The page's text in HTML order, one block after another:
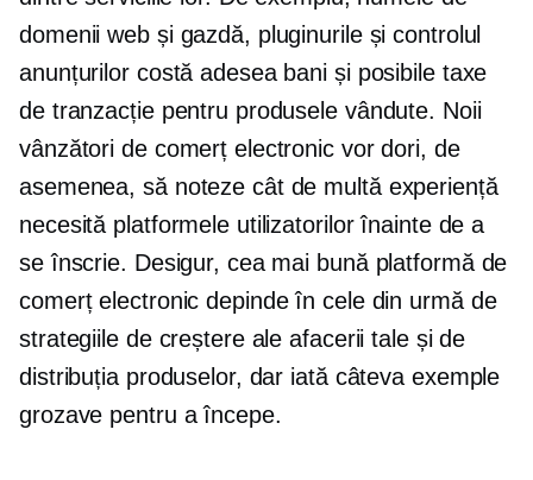
domenii web și gazdă, pluginurile și controlul
anunțurilor costă adesea bani și posibile taxe
de tranzacție pentru produsele vândute. Noii
vânzători de comerț electronic vor dori, de
asemenea, să noteze cât de multă experiență
necesită platformele utilizatorilor înainte de a
se înscrie. Desigur, cea mai bună platformă de
comerț electronic depinde în cele din urmă de
strategiile de creștere ale afacerii tale și de
distribuția produselor, dar iată câteva exemple
grozave pentru a începe.